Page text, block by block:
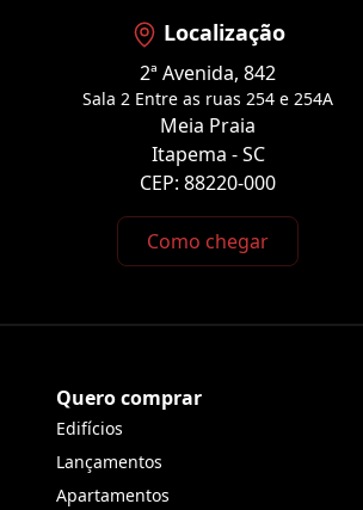
Localização
2ª Avenida, 842
Sala 2 Entre as ruas 254 e 254A
Meia Praia
Itapema - SC
CEP: 88220-000
Como chegar
Quero comprar
Edifícios
Lançamentos
Apartamentos